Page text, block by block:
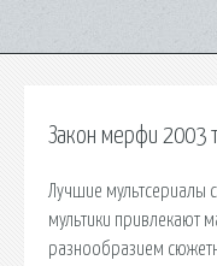
Закон мерфи 2003
Лучшие мультсериалы
мультики привлекают
разнообразием